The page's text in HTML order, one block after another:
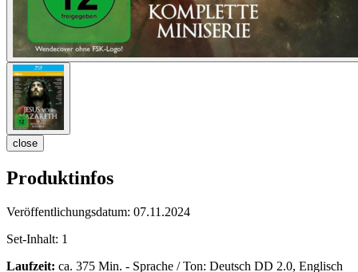
close
Produktinfos
Veröffentlichungsdatum: 07.11.2024
Set-Inhalt: 1
Laufzeit: ca. 375 Min. - Sprache / Ton: Deutsch DD 2.0, Englisch